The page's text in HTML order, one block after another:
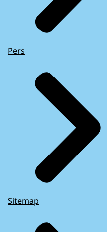
Pers
Sitemap